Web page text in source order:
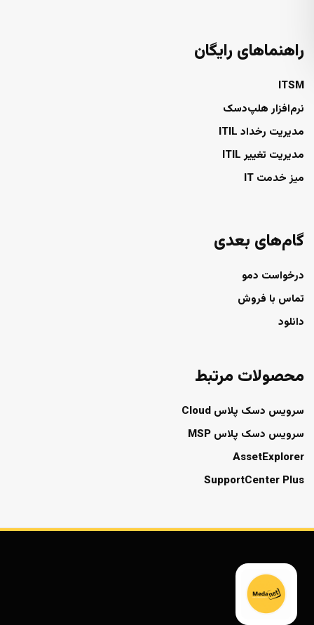
راهنماهای رایگان
ITSM
نرم‌افزار هلپ‌دسک
مدیریت رخداد ITIL
مدیریت تغییر ITIL
میز خدمت IT
گام‌های بعدی
درخواست دمو
تماس با فروش
دانلود
محصولات مرتبط
سرویس دسک پلاس Cloud
سرویس دسک پلاس MSP
AssetExplorer
SupportCenter Plus